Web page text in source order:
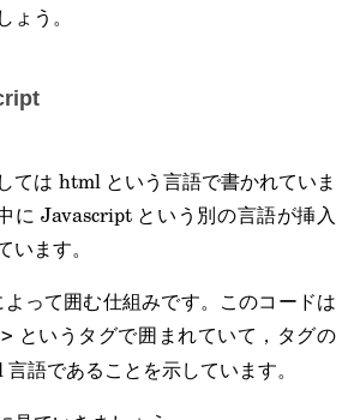
う。
ては html という言語で書かれていま
に Javascript という別の言語が挿入
ます。
って囲む仕組みです。このコードは
というタグで囲まれていて，タグの
語であることを示しています。